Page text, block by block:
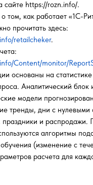
сайте https://rozn.info/.
том, как работает «1С-
прочитать здесь:
retailcheker.
Content/monitor/
основаны на
Аналитический блок
модели
тренды, дни с нулевыми
праздники и распродажи.
алгоритмы
(изменение с
расчета для